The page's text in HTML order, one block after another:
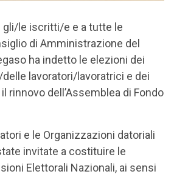
gli/le iscritti/e e a tutte le
di Amministrazione del
ha indetto le elezioni dei
lavoratori/lavoratrici e dei
rinnovo dell’Assemblea di Fondo
e le Organizzazioni datoriali
invitate a costituire le
Elettorali Nazionali, ai sensi